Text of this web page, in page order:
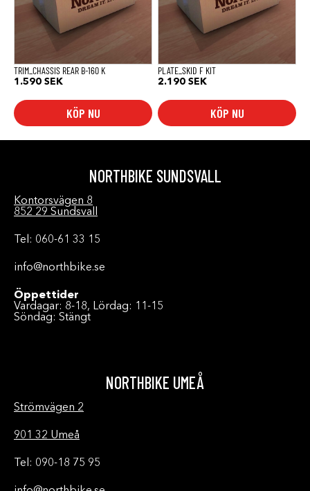
TRIM_CHASSIS REAR B-160 K
1.590 SEK
KÖP NU
PLATE_SKID F KIT
2.190 SEK
KÖP NU
NORTHBIKE SUNDSVALL
Kontorsvägen 8
852 29 Sundsvall
Tel: 060-61 33 15
info@northbike.se
Öppettider
Vardagar: 8-18, Lördag: 11-15
Söndag: Stängt
NORTHBIKE UMEÅ
Strömvägen 2
901 32 Umeå
Tel: 090-18 75 95